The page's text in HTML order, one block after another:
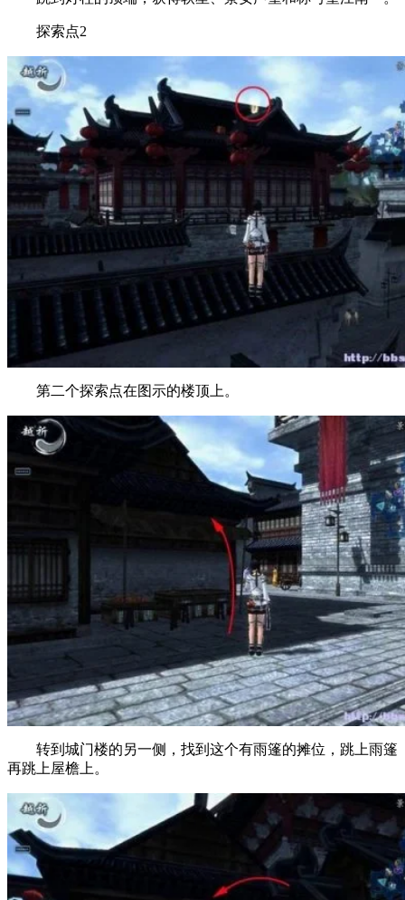
探索点2
第二个探索点在图示的楼顶上。
转到城门楼的另一侧，找到这个有雨篷的摊位，跳上雨篷
再跳上屋檐上。